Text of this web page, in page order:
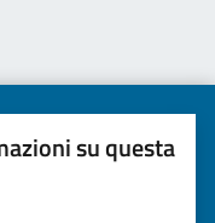
su questa